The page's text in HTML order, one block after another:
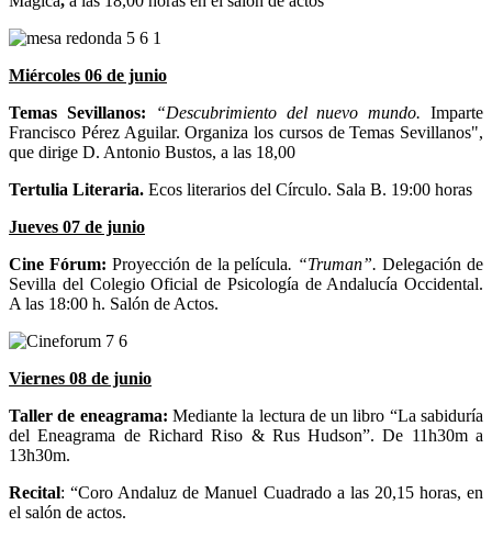
Miércoles 06 de junio
Temas Sevillanos: “Descubrimiento del nuevo mundo.Imparte
Francisco Pérez Aguilar. Organiza los cursos de Temas Sevillanos",
que dirige D. Antonio Bustos, a las 18,00
Tertulia Literaria. Ecos literarios del Círculo. Sala B. 19:00 horas
Jueves 07 de junio
Cine Fórum: Proyección de la película. “Truman”. Delegación de
Sevilla del Colegio Oficial de Psicología de Andalucía Occidental.
A las 18:00 h. Salón de Actos.
Viernes 08 de junio
Taller de eneagrama: Mediante la lectura de un libro “La sabiduría
del Eneagrama de Richard Riso & Rus Hudson”. De 11h30m a
13h30m.
Recital: “Coro Andaluz de Manuel Cuadrado a las 20,15 horas, en
el salón de actos.